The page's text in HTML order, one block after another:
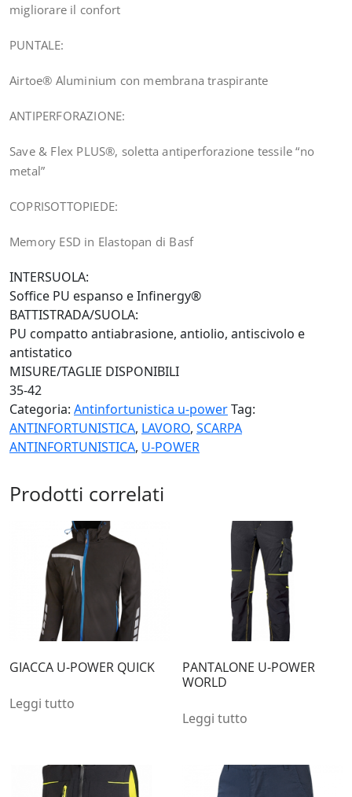
migliorare il confort
PUNTALE:
Airtoe® Aluminium con membrana traspirante
ANTIPERFORAZIONE:
Save & Flex PLUS®, soletta antiperforazione tessile “no
metal”
COPRISOTTOPIEDE:
Memory ESD in Elastopan di Basf
INTERSUOLA:
Soffice PU espanso e Infinergy®
BATTISTRADA/SUOLA:
PU compatto antiabrasione, antiolio, antiscivolo e
antistatico
MISURE/TAGLIE DISPONIBILI
35-42
Categoria: Antinfortunistica u-powerTag:
ANTINFORTUNISTICA, LAVORO, SCARPA
ANTINFORTUNISTICA, U-POWER
Prodotti correlati
GIACCA U-POWER QUICK
Leggi tutto
PANTALONE U-POWER
WORLD
Leggi tutto